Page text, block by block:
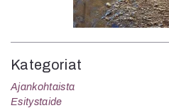
Kategoriat
Ajankohtaista
Esitystaide